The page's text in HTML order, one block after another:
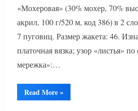
«Мохеровая» (30% мохер, 70%
акрил, 100 г/520 м, код 386) в 2
7 пуговиц. Размер жакета: 46.
платочная вязка; узор «листья»
мережка»:…
Read More“Женский
жакет
»